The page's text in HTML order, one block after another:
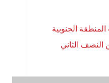
الجنوبية
النصف الثاني